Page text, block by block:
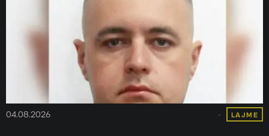
04.08.2026 LAJME